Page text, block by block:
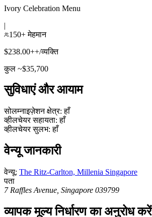
Ivory Celebration Menu
|
150+ मेहमान
$238.00++/व्यक्ति
कुल ~$35,700
सुविधाएं और आयाम
सोलम्नाइज़ेशन क्षेत्र: हाँ
व्हीलचेयर सहायता: हाँ
व्हीलचेयर सुलभ: हाँ
वेन्यू जानकारी
वेन्यू: The Ritz-Carlton, Millenia Singapore
पता
7 Raffles Avenue, Singapore 039799
व्यापक मूल्य निर्धारण का अनुरोध करें